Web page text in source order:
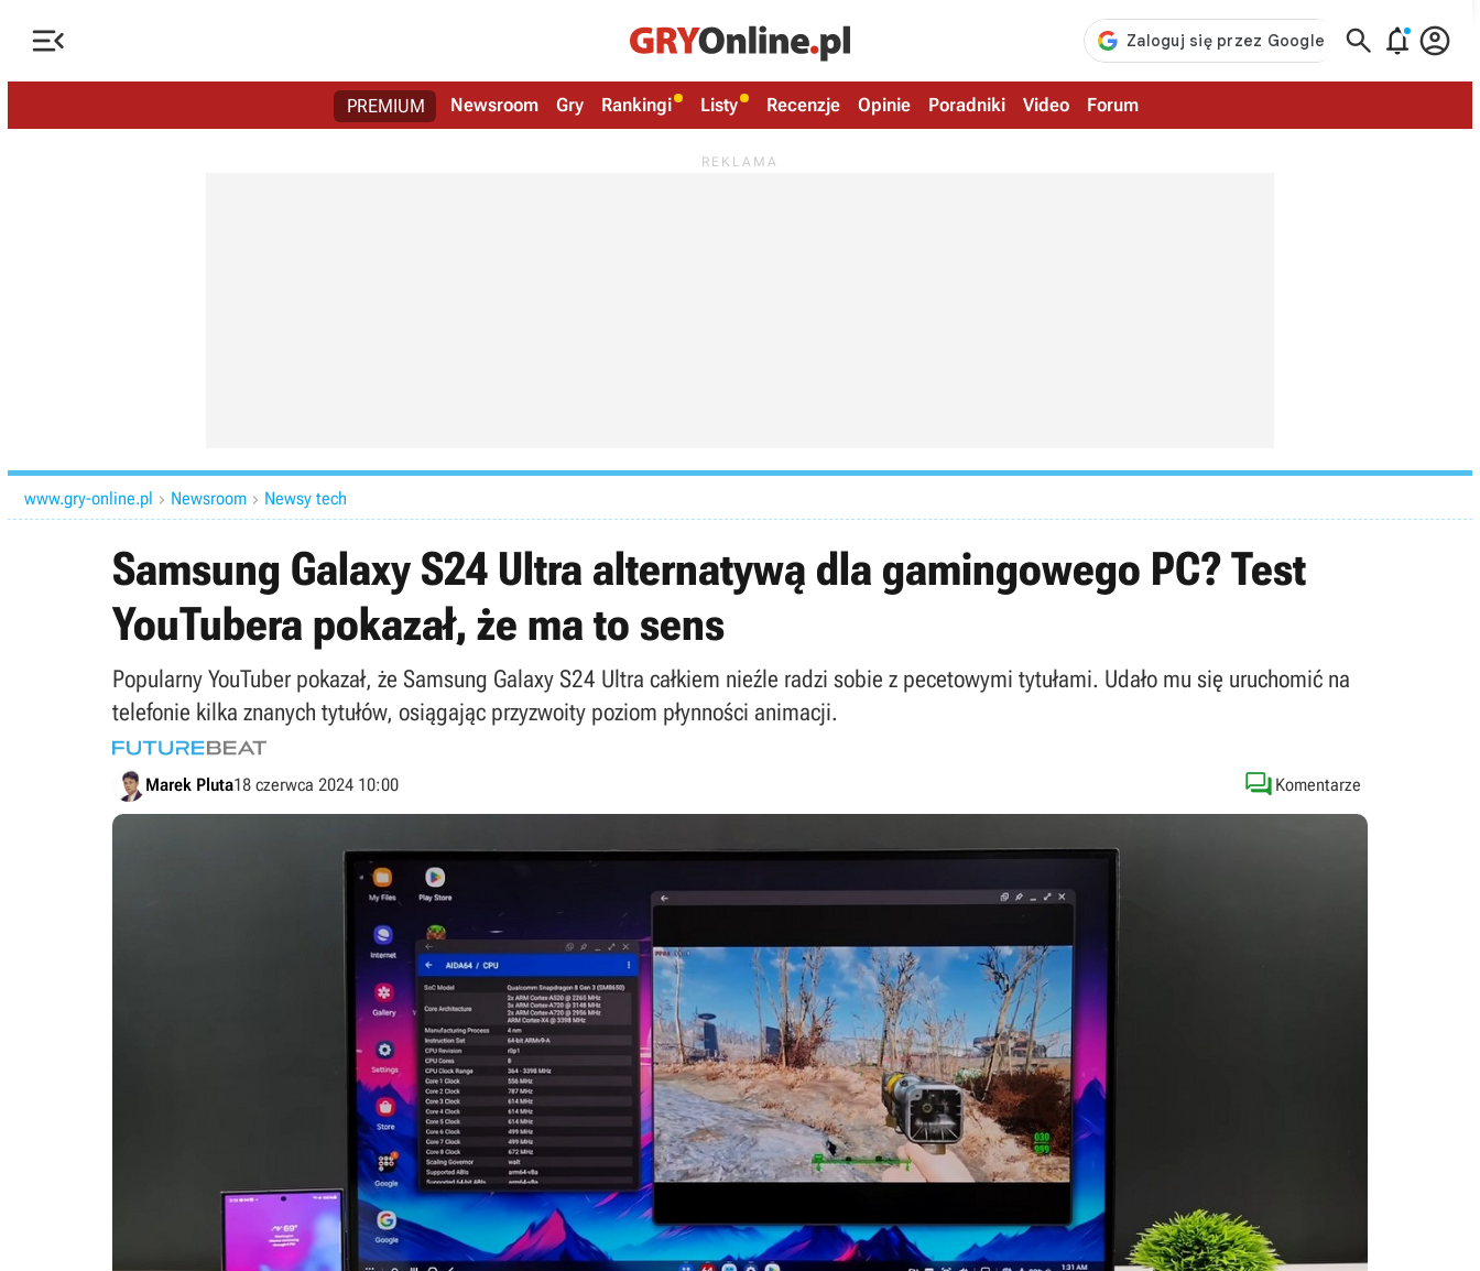
   
PREMIUM Newsroom Gry Rankingi Listy Recenzje Opinie Poradniki Video Forum
www.gry-online.pl  Newsroom  Newsy tech
Samsung Galaxy S24 Ultra alternatywą dla gamingowego PC? Test
YouTubera pokazał, że ma to sens
Popularny YouTuber pokazał, że Samsung Galaxy S24 Ultra całkiem nieźle radzi sobie z pecetowymi tytułami. Udało mu się uruchomić na
telefonie kilka znanych tytułów, osiągając przyzwoity poziom płynności animacji.
Marek Pluta18 czerwca 2024 10:00  Komentarze